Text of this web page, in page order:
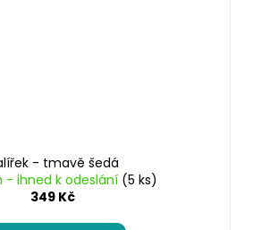
- tmavě šedá
- ihned k odeslání (5 ks)
349 Kč